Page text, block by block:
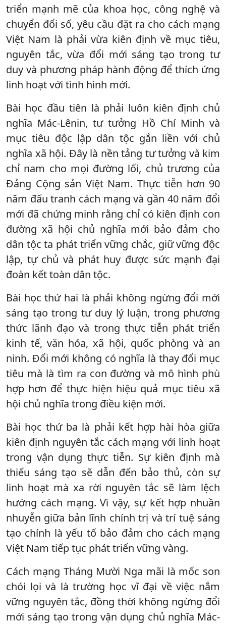
triển mạnh mẽ của khoa học, công nghệ và
chuyển đổi số, yêu cầu đặt ra cho cách mạng
Việt Nam là phải vừa kiên định về mục tiêu,
nguyên tắc, vừa đổi mới sáng tạo trong tư
duy và phương pháp hành động để thích ứng
linh hoạt với tình hình mới.
Bài học đầu tiên là phải luôn kiên định chủ
nghĩa Mác-Lênin, tư tưởng Hồ Chí Minh và
mục tiêu độc lập dân tộc gắn liền với chủ
nghĩa xã hội. Đây là nền tảng tư tưởng và kim
chỉ nam cho mọi đường lối, chủ trương của
Đảng Cộng sản Việt Nam. Thực tiễn hơn 90
năm đấu tranh cách mạng và gần 40 năm đổi
mới đã chứng minh rằng chỉ có kiên định con
đường xã hội chủ nghĩa mới bảo đảm cho
dân tộc ta phát triển vững chắc, giữ vững độc
lập, tự chủ và phát huy được sức mạnh đại
đoàn kết toàn dân tộc.
Bài học thứ hai là phải không ngừng đổi mới
sáng tạo trong tư duy lý luận, trong phương
thức lãnh đạo và trong thực tiễn phát triển
kinh tế, văn hóa, xã hội, quốc phòng và an
ninh. Đổi mới không có nghĩa là thay đổi mục
tiêu mà là tìm ra con đường và mô hình phù
hợp hơn để thực hiện hiệu quả mục tiêu xã
hội chủ nghĩa trong điều kiện mới.
Bài học thứ ba là phải kết hợp hài hòa giữa
kiên định nguyên tắc cách mạng với linh hoạt
trong vận dụng thực tiễn. Sự kiên định mà
thiếu sáng tạo sẽ dẫn đến bảo thủ, còn sự
linh hoạt mà xa rời nguyên tắc sẽ làm lệch
hướng cách mạng. Vì vậy, sự kết hợp nhuần
nhuyễn giữa bản lĩnh chính trị và trí tuệ sáng
tạo chính là yếu tố bảo đảm cho cách mạng
Việt Nam tiếp tục phát triển vững vàng.
Cách mạng Tháng Mười Nga mãi là mốc son
chói lọi và là trường học vĩ đại về việc nắm
vững nguyên tắc, đồng thời không ngừng đổi
mới sáng tạo trong vận dụng chủ nghĩa Mác-